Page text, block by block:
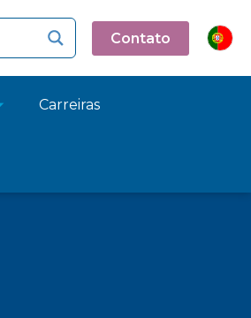
Contato
Carreiras